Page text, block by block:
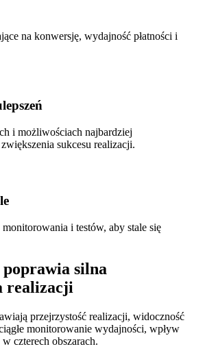
na konwersję, wydajność płatności i
i możliwościach najbardziej
sukcesu realizacji.
i testów, aby stale się
silna
realizacji
przejrzystość realizacji, widoczność
monitorowanie wydajności, wpływ
czterech obszarach.